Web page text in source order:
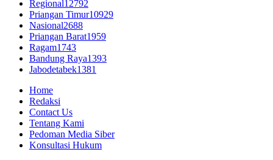
Regional12792
Priangan Timur10929
Nasional2688
Priangan Barat1959
Ragam1743
Bandung Raya1393
Jabodetabek1381
Home
Redaksi
Contact Us
Tentang Kami
Pedoman Media Siber
Konsultasi Hukum